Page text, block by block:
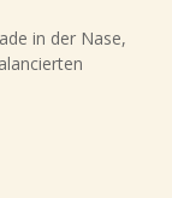
in der Nase,